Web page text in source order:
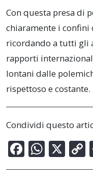
Con questa presa di
chiaramente i
ricordando a tutti gli
rapporti
lontani dalle
rispettoso e costante.
Condividi questo
F
ac
W
h
X